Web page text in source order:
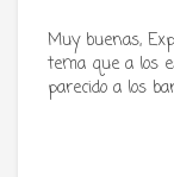
Muy buenas,
tema que a los
parecido a los